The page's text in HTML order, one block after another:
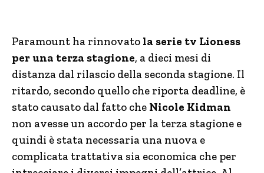
Paramount ha rinnovato la serie tv Lioness
per una terza stagione, a dieci mesi di
distanza dal rilascio della seconda stagione. Il
ritardo, secondo quello che riporta deadline, è
stato causato dal fatto che Nicole Kidman
non avesse un accordo per la terza stagione e
quindi è stata necessaria una nuova e
complicata trattativa sia economica che per